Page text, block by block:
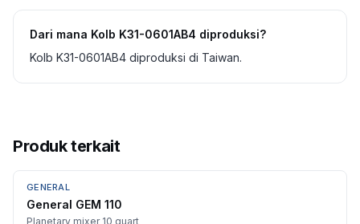
Dari mana Kolb K31-0601AB4 diproduksi?
Kolb K31-0601AB4 diproduksi di Taiwan.
Produk terkait
GENERAL
General GEM 110
Planetary mixer 10 quart